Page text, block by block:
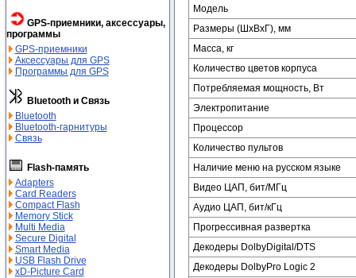
GPS-приемники, аксессуары,
программы
GPS-приемники
Аксессуары для GPS
Программы для GPS
Bluetooth и Связь
Bluetooth
Bluetooth-гарнитуры
Связь
Flash-память
Adapters
Card Readers
Compact Flash
Memory Stick
Multi Media
Secure Digital
Smart Media
USB Flash Drive
xD-Picture Card
Модель
Размеры (ШхВхГ), мм
Масса, кг
Количество цветов корпуса
Потребляемая мощность, Вт
Электропитание
Процессор
Количество пультов
Наличие меню на русском языке
Видео ЦАП, бит/МГц
Аудио ЦАП, бит/кГц
Прогрессивная развертка
Декодеры DolbyDigital/DTS
Декодеры DolbyPro Logic 2